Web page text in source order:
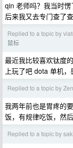
qin 老师吗？我当时愣
后来我又去专门查了
Replied to a topic by
鼠标
最近我比较喜欢钛度
上玩了吧 dota 单机，
Replied to a topic by
我两年前也是胃疼的
饭，有规律吃饭，然
Replied to a topic by